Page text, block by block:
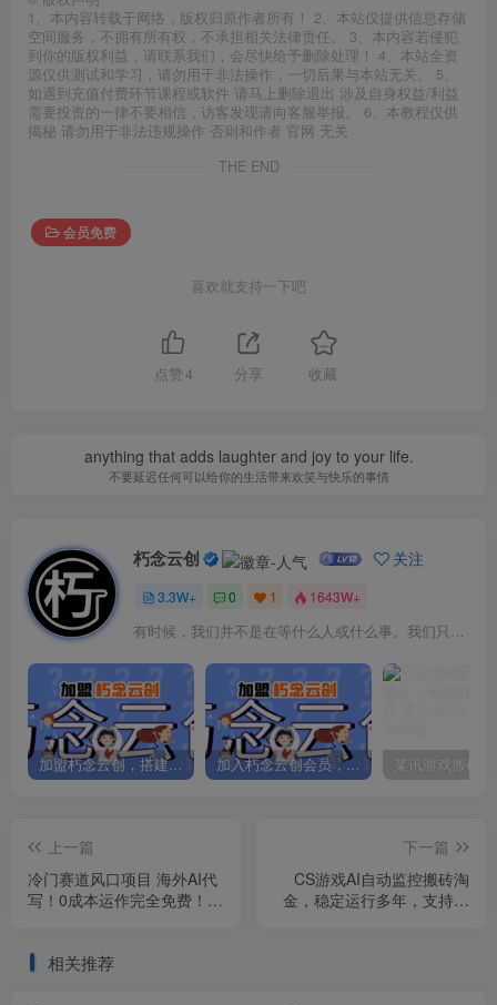
1、本内容转载于网络，版权归原作者所有！ 2、本站仅提供信息存储
空间服务，不拥有所有权，不承担相关法律责任。 3、本内容若侵犯
到你的版权利益，请联系我们，会尽快给予删除处理！ 4、本站全资
源仅供测试和学习，请勿用于非法操作，一切后果与本站无关。 5、
如遇到充值付费环节课程或软件 请马上删除退出 涉及自身权益/利益
需要投资的一律不要相信，访客发现请向客服举报。 6、本教程仅供
揭秘 请勿用于非法违规操作 否则和作者 官网 无关
THE END
会员免费
喜欢就支持一下吧
点赞 4 分享 收藏
anything that adds laughter and joy to your life.
不要延迟任何可以给你的生活带来欢笑与快乐的事情
朽念云创 关注
3.3W+ 0 1 1643W+
有时候，我们并不是在等什么人或什么事。我们只是在静待岁月改变自己
加盟朽念云创，搭建同款项目资源站，实现日入2000+ 加入朽念云创会员，全站资源免费学习。
上一篇
冷门赛道风口项目 海外AI代
写！0成本运作完全免费！当
下一篇
CS游戏AI自动监控搬砖淘
金，稳定运行多年，支持任
相关推荐